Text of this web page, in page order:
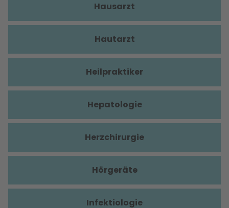
Hausarzt
Hautarzt
Heilpraktiker
Hepatologie
Herzchirurgie
Hörgeräte
Infektiologie